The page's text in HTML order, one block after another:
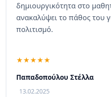
δημιουργικότητα στο
ανακαλύψει το πάθος του
πολιτισμό.
Παπαδοπούλου Στέλλα
13.02.2025